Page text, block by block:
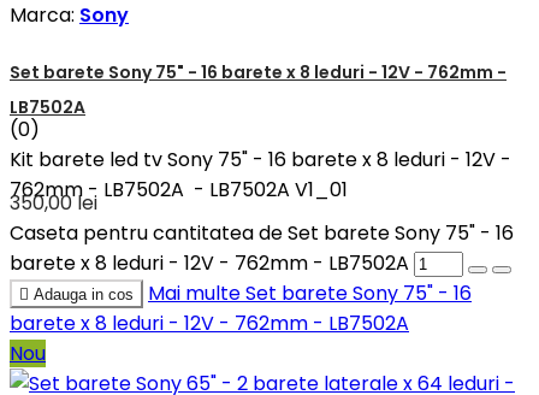
Marca: Sony
Set barete Sony 75" - 16 barete x 8 leduri - 12V - 762mm -
LB7502A
(0)
Kit barete led tv Sony 75" - 16 barete x 8 leduri - 12V -
762mm - LB7502A - LB7502A V1_01
350,00 lei
Caseta pentru cantitatea de Set barete Sony 75" - 16
barete x 8 leduri - 12V - 762mm - LB7502A
 Adauga in cos Mai multeSet barete Sony 75" - 16
barete x 8 leduri - 12V - 762mm - LB7502A
Nou